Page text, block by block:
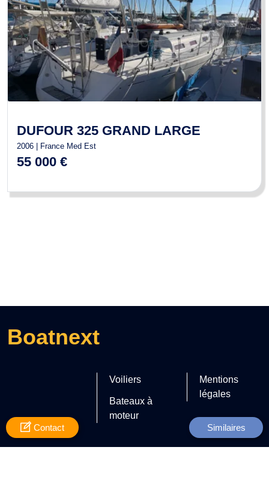
Contact Similaires
DUFOUR 325 GRAND LARGE
2006 | France Med Est
55 000 €
Boatnext
Voiliers
Bateaux à
moteur
Mentions
légales